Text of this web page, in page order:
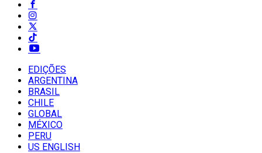
EDIÇÕES
ARGENTINA
BRASIL
CHILE
GLOBAL
MÉXICO
PERU
US ENGLISH